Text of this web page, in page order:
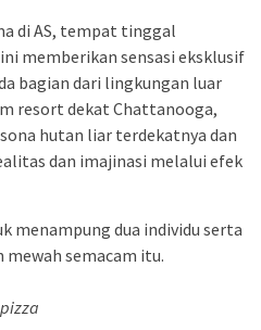
di AS, tempat tinggal
memberikan sensasi eksklusif
bagian dari lingkungan luar
resort dekat Chattanooga,
hutan liar terdekatnya dan
dan imajinasi melalui efek
menampung dua individu serta
semacam itu.